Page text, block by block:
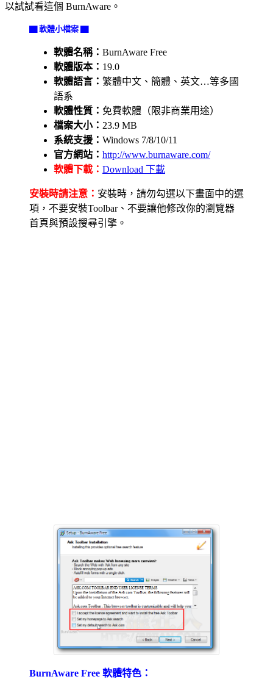
以試試看這個 BurnAware。
▇ 軟體小檔案 ▇
軟體名稱： BurnAware Free
軟體版本： 19.0
軟體語言： 繁體中文、簡體、英文…等多國
語系
軟體性質： 免費軟體（限非商業用途）
檔案大小： 23.9 MB
系統支援： Windows 7/8/10/11
官方網站： http://www.burnaware.com/
軟體下載： Download 下載
安裝時請注意： 安裝時，請勿勾選以下畫面中的選
項，不要安裝Toolbar、不要讓他修改你的瀏覽器
首頁與預設搜尋引擎。
BurnAware Free 軟體特色：